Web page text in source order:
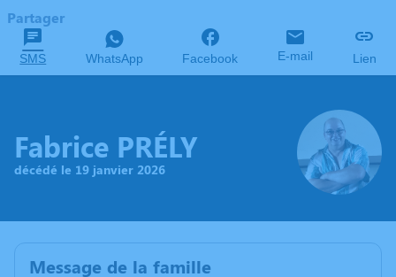
Partager
SMS WhatsApp Facebook E-mail Lien
Fabrice PRÉLY
décédé le 19 janvier 2026
Message de la famille